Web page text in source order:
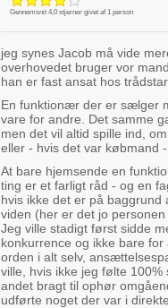
Gennemsnit 4,0stjerner givet af 1person
jeg synes Jacob må vide
overhovedet bruger vor
han er fast ansat hos
En funktionær der er sælger
vare for andre. Det samme
men det vil altid spille ind,
eller - hvis det var købmand
At bare hjemsende en
ting er et farligt råd - og en
hvis ikke det er på
viden (her er det jo
Jeg ville stadigt først sidde
konkurrence og ikke bare
orden i alt selv,
ville, hvis ikke jeg følte
andet bragt til ophør
udførte noget der var i